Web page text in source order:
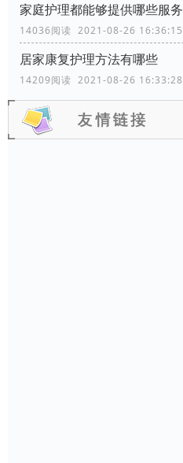
家庭护理都能够提供哪些服务
14036阅读 2021-08-26 16:36:15
居家康复护理方法有哪些
14209阅读 2021-08-26 16:33:28